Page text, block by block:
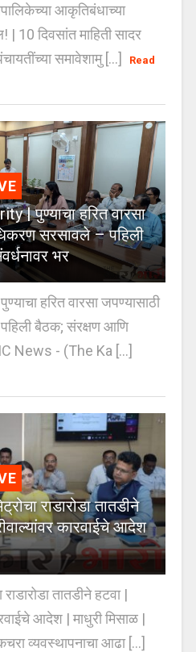
आकृतिबंधाच्या
10 दिवसांत माहिती सादर
समावेशामु [...]
Read
| पुण्याचा हरित वारसा
सरसावले – पहिली
भर
हरित वारसा जपण्यासाठी
बैठक; संरक्षण आणि
News - (The Ka [...]
राडारोडा तातडीने
कारवाईचे आदेश
तातडीने हटवा |
आदेश | माधुरी मिसाळ |
व्यवस्थापनाचा आढा [...]